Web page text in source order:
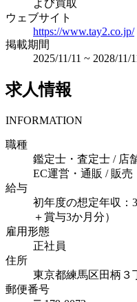
よび買取
ウェブサイト
https://www.tay2.co.jp/
掲載期間
2025/11/11 ~ 2028/11/
求人情報
INFORMATION
職種
鑑定士・査定士 / 店
EC運営・通販 / 販売
給与
初年度の想定年収：
＋賞与3か月分）
雇用形態
正社員
住所
東京都練馬区田柄３
郵便番号